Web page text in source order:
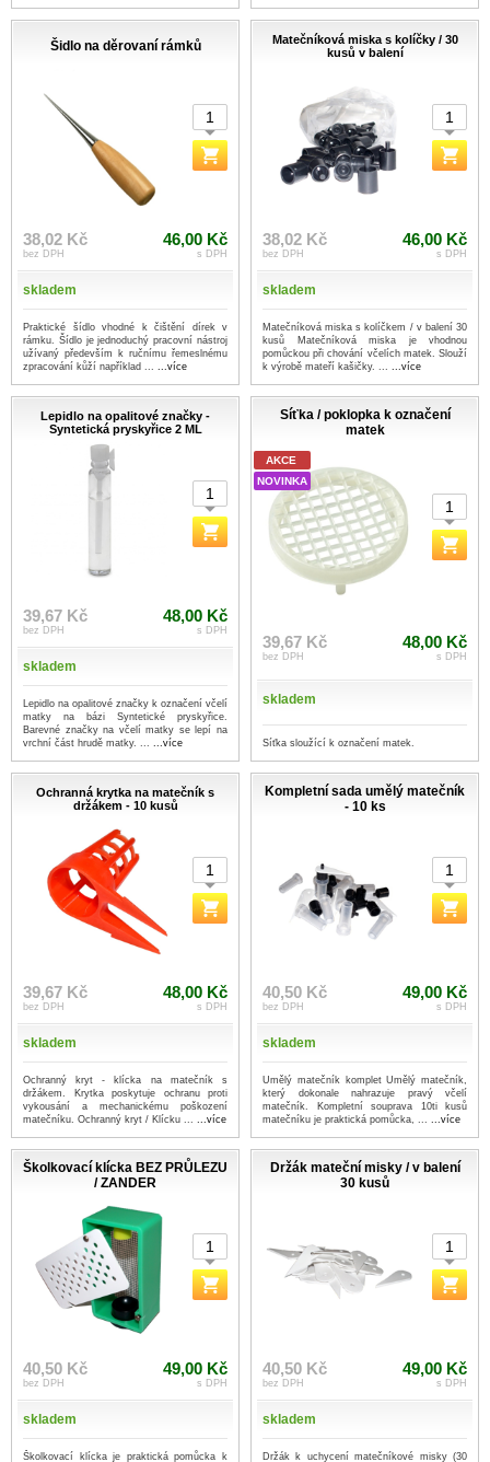
Šidlo na děrovaní rámků
38,02 Kč
bez DPH
46,00 Kč
s DPH
skladem
Praktické šídlo vhodné k čištění dírek v
rámku. Šídlo je jednoduchý pracovní nástroj
užívaný především k ručnímu řemeslnému
zpracování kůží například ... ...více
Matečníková miska s kolíčky / 30
kusů v balení
38,02 Kč
bez DPH
46,00 Kč
s DPH
skladem
Matečníková miska s kolíčkem / v balení 30
kusů Matečníková miska je vhodnou
pomůckou při chování včelích matek. Slouží
k výrobě mateří kašičky. ... ...více
Lepidlo na opalitové značky -
Syntetická pryskyřice 2 ML
39,67 Kč
bez DPH
48,00 Kč
s DPH
skladem
Lepidlo na opalitové značky k označení včelí
matky na bázi Syntetické pryskyřice.
Barevné značky na včelí matky se lepí na
vrchní část hrudě matky. ... ...více
Síťka / poklopka k označení
matek
AKCE
NOVINKA
39,67 Kč
bez DPH
48,00 Kč
s DPH
skladem
Síťka sloužící k označení matek.
Ochranná krytka na matečník s
držákem - 10 kusů
39,67 Kč
bez DPH
48,00 Kč
s DPH
skladem
Ochranný kryt - klícka na matečník s
držákem. Krytka poskytuje ochranu proti
vykousání a mechanickému poškození
matečníku. Ochranný kryt / Klícku ... ...více
Kompletní sada umělý matečník
- 10 ks
40,50 Kč
bez DPH
49,00 Kč
s DPH
skladem
Umělý matečník komplet Umělý matečník,
který dokonale nahrazuje pravý včelí
matečník. Kompletní souprava 10ti kusů
matečníku je praktická pomůcka, ... ...více
Školkovací klícka BEZ PRŮLEZU
/ ZANDER
40,50 Kč
bez DPH
49,00 Kč
s DPH
skladem
Školkovací klícka je praktická pomůcka k
Držák mateční misky / v balení
30 kusů
40,50 Kč
bez DPH
49,00 Kč
s DPH
skladem
Držák k uchycení matečníkové misky (30